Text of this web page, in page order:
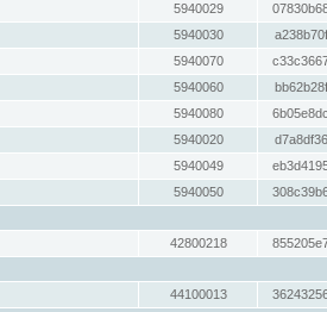
5940029
5940030
5940070
5940060
5940080
5940020
5940049
5940050
42800218
44100013